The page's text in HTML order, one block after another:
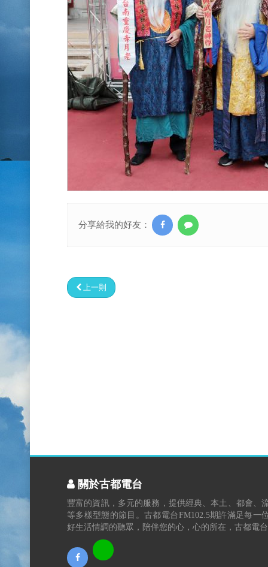
分享給我的好友：
上一則
關於古都電台
豐富的資訊，多元的服務，提供經典、本土、都會、
等多樣型態的節目。古都電台FM102.5期許滿足每一
好生活情調的聽眾，陪伴您的心，心的所在，古都電